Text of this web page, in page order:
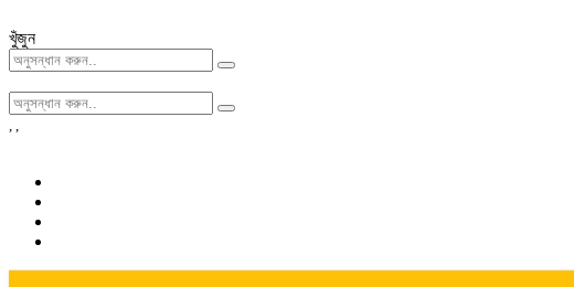
খুঁজুন
, ,